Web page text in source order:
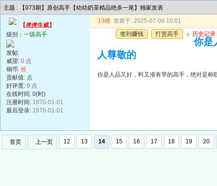
主题 : 【073期】原创高手【幼幼奶茶精品绝杀一尾】独家发表
【虎虎生威】
级别： 一级高手
发帖:
威望: 0 点
铜币: 枚
贡献值: 点
好评度: 0 点
在线时间: 0(时)
注册时间: 1970-01-01
最后登录: 1970-01-01
13楼 发表于: 2025-07-06 10:01
签到赚钱
打赏高手 u 历史记录
你是
人尊敬的
你是人品又好，料又准有早的高手，绝对是称
首页 上一页 12 13 14 15 16 17 18 19 20